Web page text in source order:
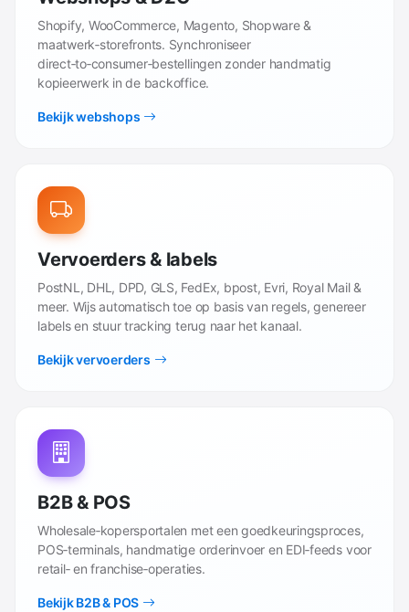
Shopify, WooCommerce, Magento, Shopware &
maatwerk‑storefronts. Synchroniseer
direct‑to‑consumer‑bestellingen zonder handmatig
kopieerwerk in de backoffice.
Bekijk webshops
Vervoerders & labels
PostNL, DHL, DPD, GLS, FedEx, bpost, Evri, Royal Mail &
meer. Wijs automatisch toe op basis van regels, genereer
labels en stuur tracking terug naar het kanaal.
Bekijk vervoerders
B2B & POS
Wholesale‑kopersportalen met een goedkeuringsproces,
POS‑terminals, handmatige orderinvoer en EDI‑feeds voor
retail‑ en franchise‑operaties.
Bekijk B2B & POS